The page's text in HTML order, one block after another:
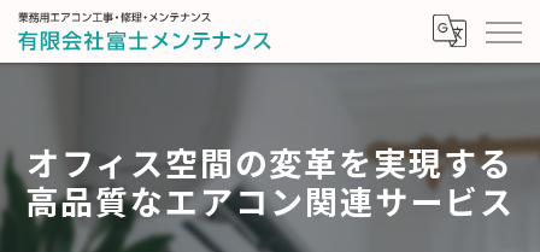
オフィス空間の変革を実現する
高品質なエアコン関連サービス